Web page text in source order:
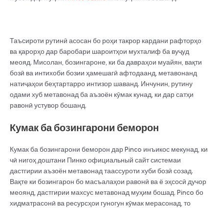
Таъсироти рутинӣ асосан бо роҳи такрор кардани рафторҳо
ва қарорҳо дар баробари шароитҳои мухталиф ба вуҷуд
меояд. Мисолан, бозингароне, ки ба давраҳои муайян, вақти
бозӣ ва интихоби бозии ҳамешагӣ афтодаанд, метавонанд
натиҷаҳои беҳтартарро интизор шаванд. Инчунин, рутину
одами хуб метавонад ба аъзоён кӯмак кунад, ки дар сатҳи
равонӣ устувор бошанд.
Кумак ба бозингарони беморон
Кумак ба бозингарони беморон дар Pinco инъикос мекунад, ки
чӣ нигоҳ доштани Пинко официальный сайт системаи
дастгирии аъзоён метавонад таассуроти хуби бозӣ созад.
Вақте ки бозингарон бо масъалаҳои равонӣ ва ё эҳсосӣ дучор
меоянд, дастгирии махсус метавонад муҳим бошад. Pinco бо
хидматрасонӣ ва ресурсҳои гуногун кӯмак мерасонад, то